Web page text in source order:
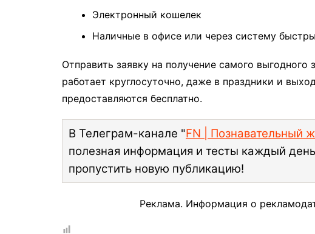
Электронный кошелек
Наличные в офисе или через систему
Отправить заявку на получение самого
работает круглосуточно, даже в праздники и
предоставляются бесплатно.
В Телеграм-канале "FN | Познавательный
полезная информация и тесты каждый
пропустить новую публикацию!
Реклама. Информация о